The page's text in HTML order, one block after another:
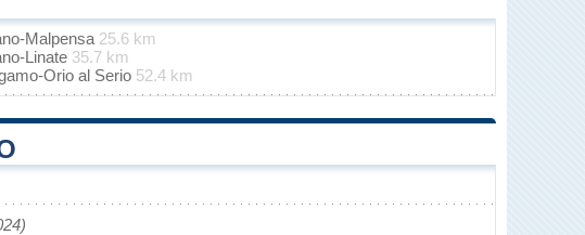
Malpensa 25.6 km
Linate 35.7 km
Orio al Serio 52.4 km